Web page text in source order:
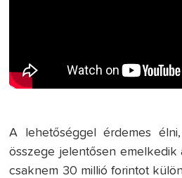
A lehetőséggel érdemes
összege jelentősen emelkedik
csaknem 30 millió forintot